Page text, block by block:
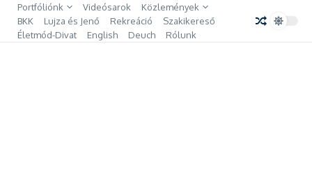
Ugrás a tartalomhoz
Portfóliónk Videósarok
Közlemények
BKK
Lujza és Jenő Rekreáció
Szakikereső
Életmód-Divat
English Deuch Rólunk